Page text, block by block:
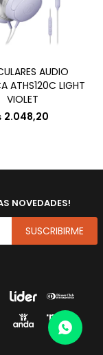
AUDIO
ATHS120C LIGHT
VIOLET
2.048,20
NOVEDADES!
SUSCRIBIRME